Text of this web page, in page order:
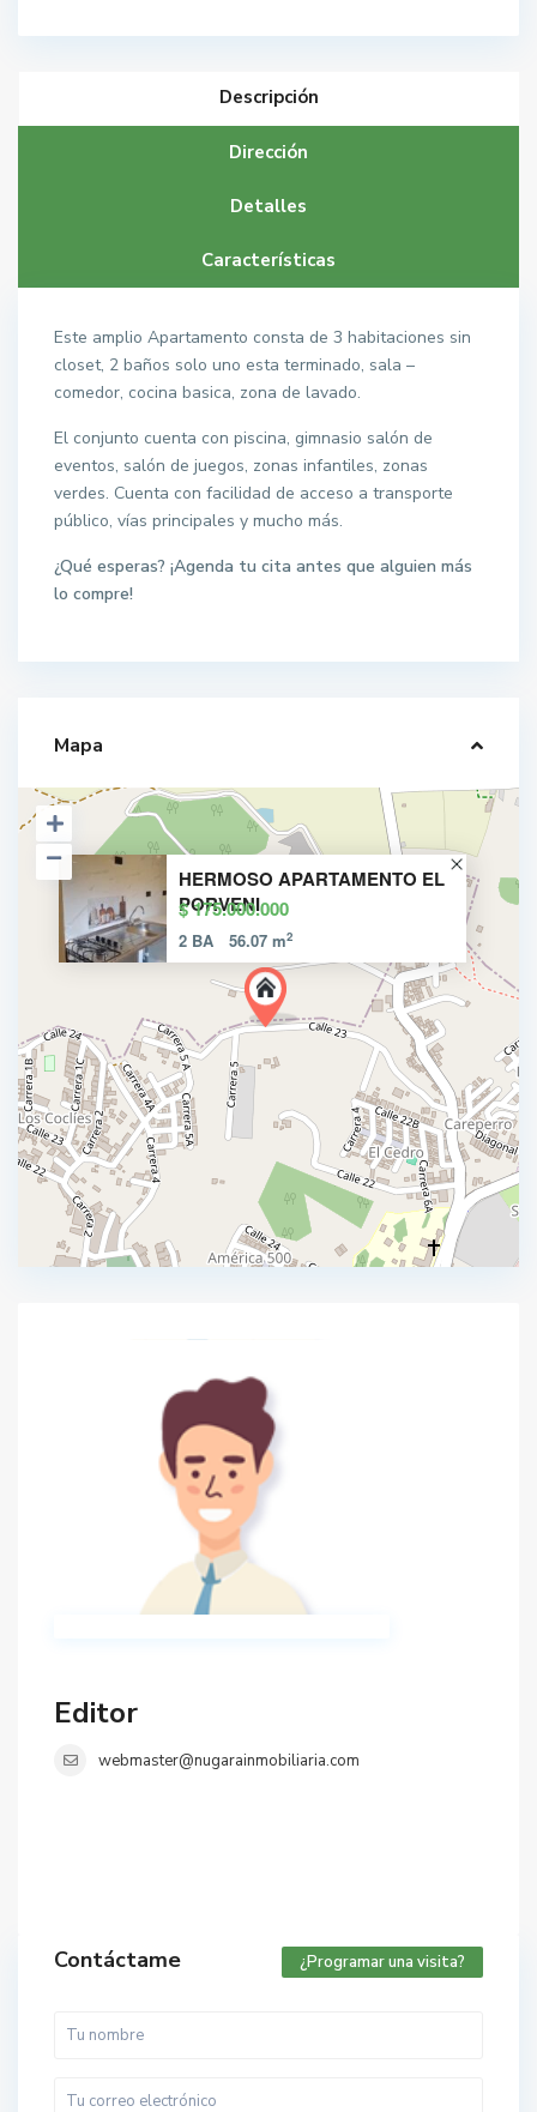
Descripción
Dirección
Detalles
Características
Este amplio Apartamento consta de 3 habitaciones sin
closet, 2 baños solo uno esta terminado, sala –
comedor, cocina basica, zona de lavado.
El conjunto cuenta con piscina, gimnasio salón de
eventos, salón de juegos, zonas infantiles, zonas
verdes. Cuenta con facilidad de acceso a transporte
público, vías principales y mucho más.
¿Qué esperas? ¡Agenda tu cita antes que alguien más
lo compre!
Mapa
HERMOSO APARTAMENTO EL
PORVENI
$ 175.000.000
2 BA 56.07 m2
Editor
webmaster@nugarainmobiliaria.com
Contáctame ¿Programar una visita?